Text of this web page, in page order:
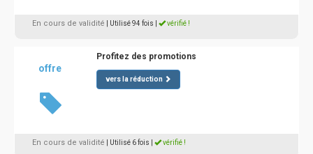
En cours de validité | Utilisé 94 fois vérifié !
offre
Profitez des promotions
vers la réduction
En cours de validité | Utilisé 6 fois vérifié !